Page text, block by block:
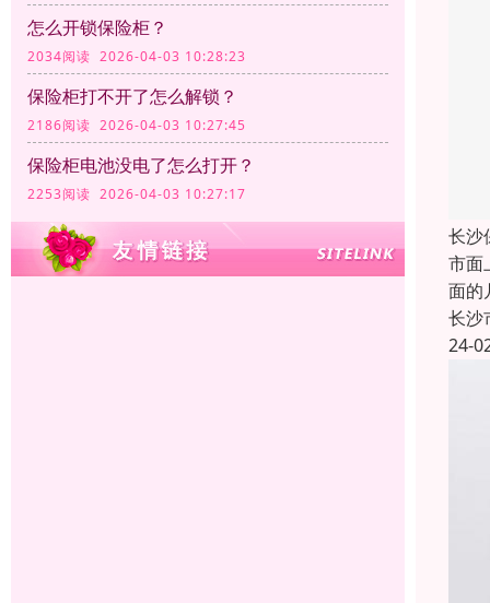
怎么开锁保险柜？
2034阅读 2026-04-03 10:28:23
保险柜打不开了怎么解锁？
2186阅读 2026-04-03 10:27:45
保险柜电池没电了怎么打开？
2253阅读 2026-04-03 10:27:17
长沙
市面
面的
长沙
24-